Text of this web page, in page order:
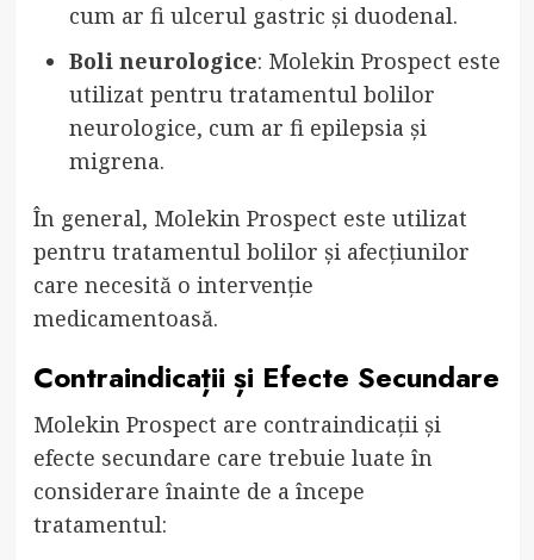
cum ar fi ulcerul gastric și duodenal.
Boli neurologice: Molekin Prospect este
utilizat pentru tratamentul bolilor
neurologice, cum ar fi epilepsia și
migrena.
În general, Molekin Prospect este utilizat
pentru tratamentul bolilor și afecțiunilor
care necesită o intervenție
medicamentoasă.
Contraindicații și Efecte Secundare
Molekin Prospect are contraindicații și
efecte secundare care trebuie luate în
considerare înainte de a începe
tratamentul: